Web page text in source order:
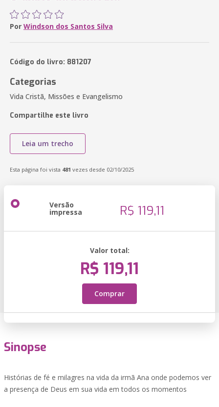
Por Windson dos Santos Silva
Código do livro: 881207
Categorias
Vida Cristã, Missões e Evangelismo
Compartilhe este livro
Leia um trecho
Esta página foi vista 481 vezes desde 02/10/2025
Versão
impressa R$ 119,11
Valor total:
R$ 119,11
Comprar
Sinopse
Histórias de fé e milagres na vida da irmã Ana onde podemos ver
a presença de Deus em sua vida em todos os momentos